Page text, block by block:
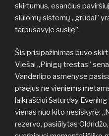
skirtumus, esančius
siūlomų sistemų „grūdai”
tarpusavyje susiję”.
Šis prisipažinimas buvo
Viešai „Pinigų trestas”
Vanderlipo asmenyse
praėjus ne vieniems
laikraščiui Saturday
vienas nuo kito nesiskyrė:
rezervo, pasiūlytas